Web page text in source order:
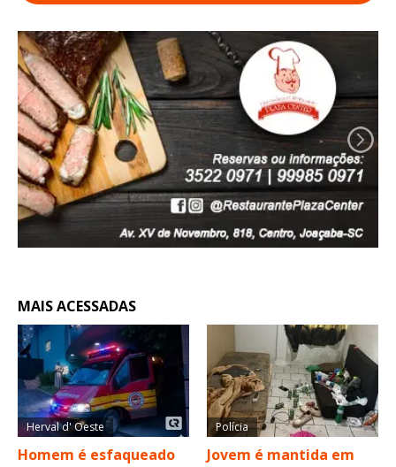
MAIS ACESSADAS
Herval d' Oeste
Homem é esfaqueado
Polícia
Jovem é mantida em